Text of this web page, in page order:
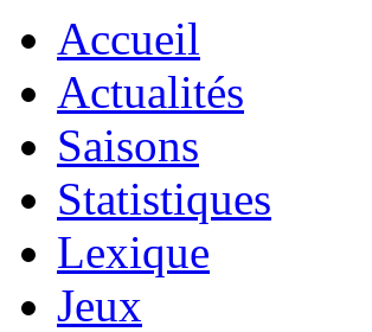
Accueil
Actualités
Saisons
Statistiques
Lexique
Jeux